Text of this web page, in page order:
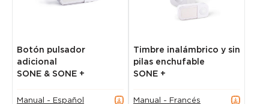
Botón pulsador
adicional
SONE & SONE +
Manual - Español
Timbre inalámbrico y sin
pilas enchufable
SONE +
Manual - Francés